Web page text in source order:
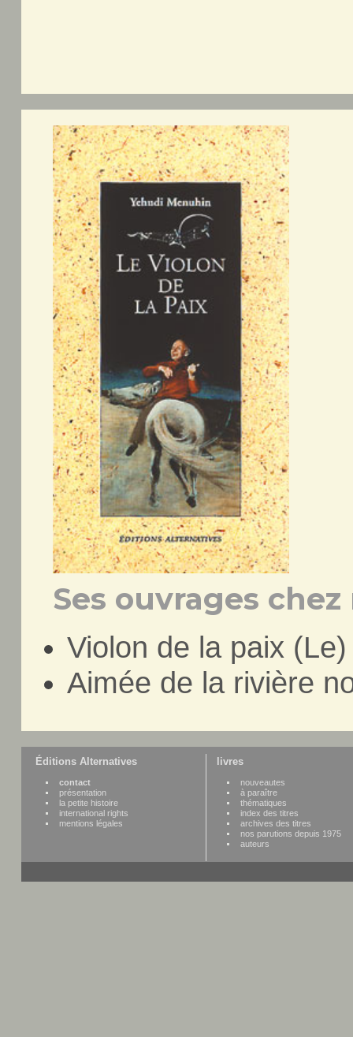
Ses ouvrages chez
Violon de la paix (Le)
Aimée de la rivière
Éditions Alternatives
contact
présentation
la petite histoire
international rights
mentions légales
livres
nouveautes
à paraître
thématiques
index des titres
archives des titres
nos parutions depuis 1975
auteurs